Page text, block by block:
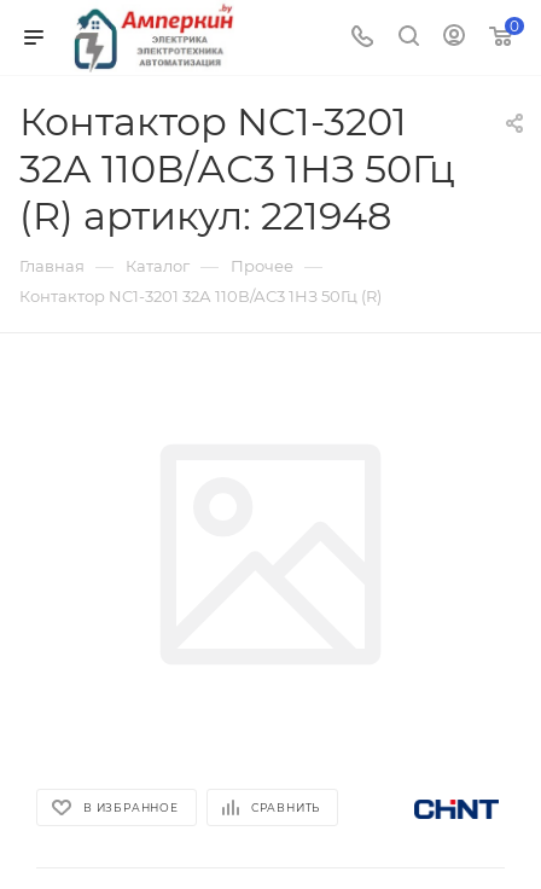
0
Контактор NC1-3201
32А 110В/АС3 1НЗ 50Гц
(R) артикул: 221948
Главная — Каталог — Прочее —
Контактор NC1-3201 32А 110В/АС3 1НЗ 50Гц (R)
В ИЗБРАННОЕ СРАВНИТЬ